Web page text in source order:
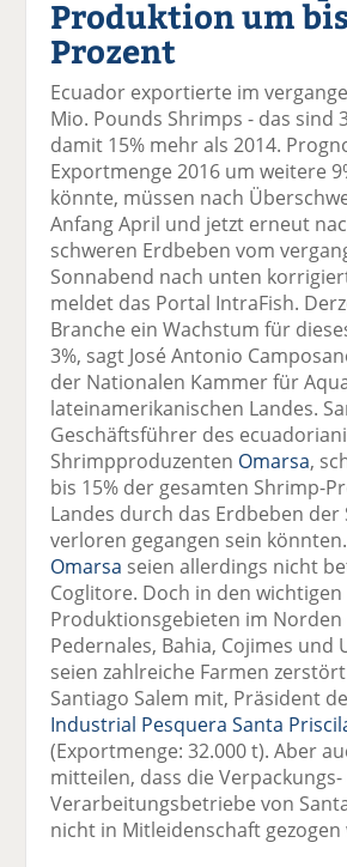
Produktion um
Prozent
Ecuador exportierte im
Mio. Pounds Shrimps - das sind
damit 15% mehr als 2014.
Exportmenge 2016 um weitere
könnte, müssen nach
Anfang April und jetzt erneut
schweren Erdbeben vom
Sonnabend nach unten
meldet das Portal IntraFish.
Branche ein Wachstum für
3%, sagt José Antonio
der Nationalen Kammer für
lateinamerikanischen Landes.
Geschäftsführer des
Shrimpproduzenten Omarsa,
bis 15% der gesamten Shrimp-
Landes durch das Erdbeben der
verloren gegangen sein
Omarsa seien allerdings nicht
Coglitore. Doch in den wichtigen
Produktionsgebieten im Norden
Pedernales, Bahia, Cojimes und
seien zahlreiche Farmen
Santiago Salem mit, Präsident
Industrial Pesquera Santa
(Exportmenge: 32.000 t). Aber
mitteilen, dass die
Verarbeitungsbetriebe von
nicht in Mitleidenschaft